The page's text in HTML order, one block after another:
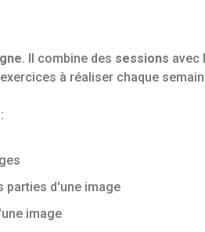
. Il combine des sessions avec
à réaliser chaque
parties d'une image
image